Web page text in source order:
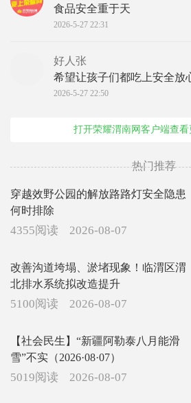
食品安全重于天
2026-5-27 22:31
好人张
希望让孩子们都吃上安全放
2026-5-27 22:50
打开荣耀渭南网客户端查
热门推荐
穿越效野公园的解放路路灯安全隐患
何时排除
4355阅读 2026-08-07
改善沟道垮塌、淤堵现象！临渭区渭
北排水系统拟改造提升
5100阅读 2026-08-07
【社会民生】“新疆阿勒泰八月能滑
雪”不实（2026·08·07）
5019阅读 2026-08-07